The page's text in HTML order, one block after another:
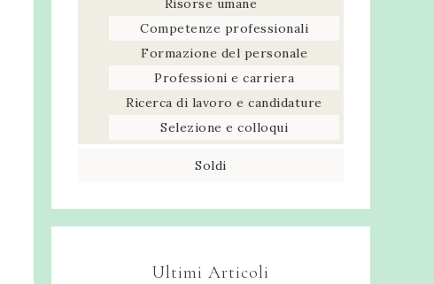
Risorse umane
Competenze professionali
Formazione del personale
Professioni e carriera
Ricerca di lavoro e candidature
Selezione e colloqui
Soldi
Ultimi Articoli